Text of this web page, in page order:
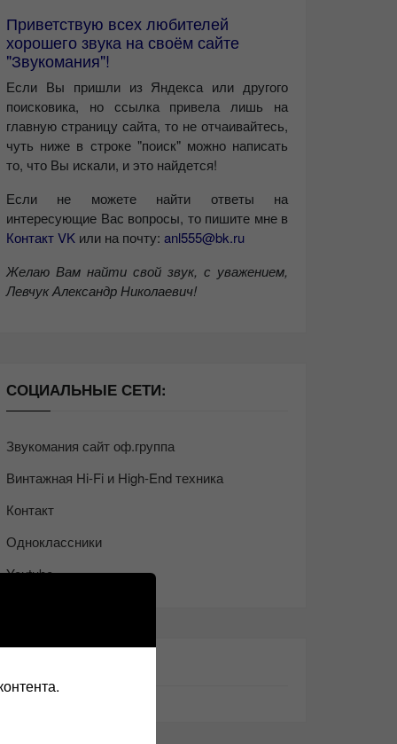
Приветствую всех любителей
хорошего звука на своём сайте
"Звукомания"!
Если Вы пришли из Яндекса или другого
поисковика, но ссылка привела лишь на
главную страницу сайта, то не отчаивайтесь,
чуть ниже в строке "поиск" можно написать
то, что Вы искали, и это найдется!
Если не можете найти ответы на
интересующие Вас вопросы, то пишите мне в
Контакт VK или на почту: anl555@bk.ru
Желаю Вам найти свой звук, с уважением,
Левчук Александр Николаевич!
СОЦИАЛЬНЫЕ СЕТИ:
Звукомания сайт оф.группа
Винтажная Hi-Fi и High-End техника
Контакт
Одноклассники
Youtube